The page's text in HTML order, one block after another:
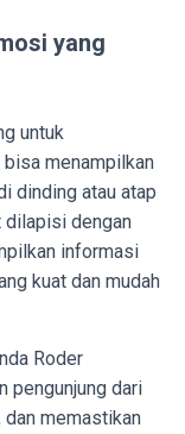
yang
untuk
bisa menampilkan
dinding atau atap
dilapisi dengan
informasi
kuat dan mudah
Roder
pengunjung dari
dan memastikan